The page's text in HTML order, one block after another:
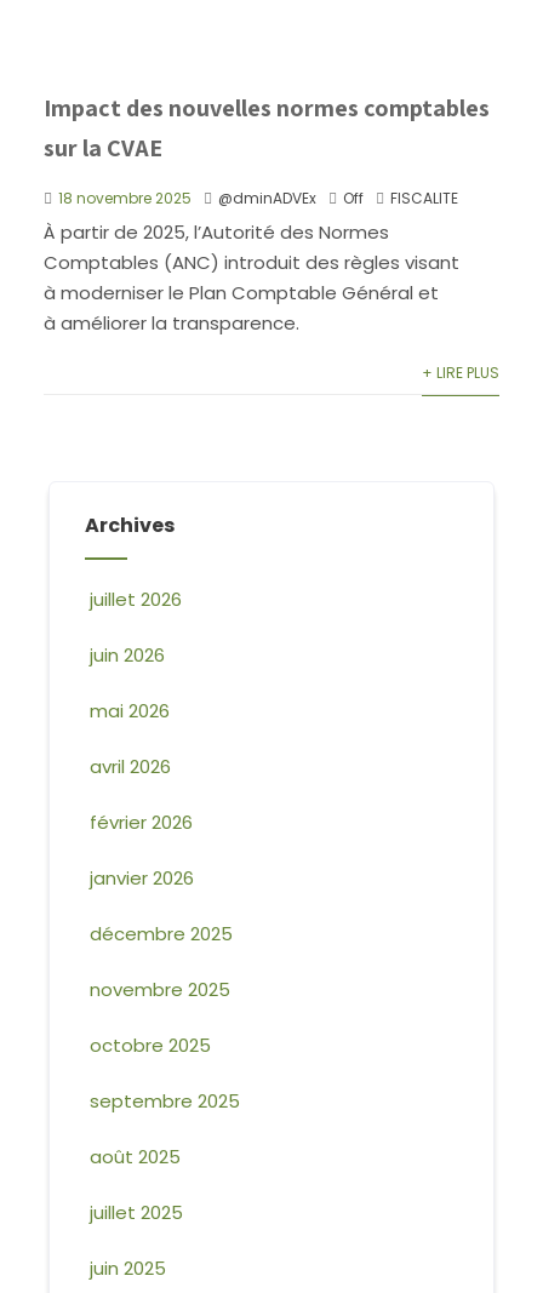
Impact des nouvelles normes comptables
sur la CVAE
18 novembre 2025 @dminADVEx Off FISCALITE
À partir de 2025, l’Autorité des Normes
Comptables (ANC) introduit des règles visant
à moderniser le Plan Comptable Général et
à améliorer la transparence.
+ LIRE PLUS
Archives
juillet 2026
juin 2026
mai 2026
avril 2026
février 2026
janvier 2026
décembre 2025
novembre 2025
octobre 2025
septembre 2025
août 2025
juillet 2025
juin 2025